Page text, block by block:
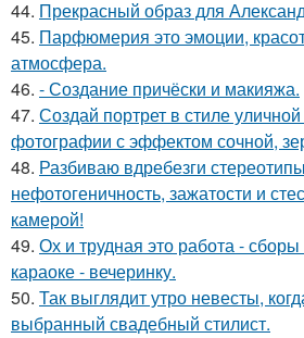
44. Прекрасный образ для
45. Парфюмерия это эмоции,
атмосфера.
46. - Создание причёски и макияжа.
47. Создай портрет в стиле
фотографии с эффектом сочной,
48. Разбиваю вдребезги
нефотогеничность, зажатости и
камерой!
49. Ох и трудная это работа -
караоке - вечеринку.
50. Так выглядит утро невесты,
выбранный свадебный стилист.